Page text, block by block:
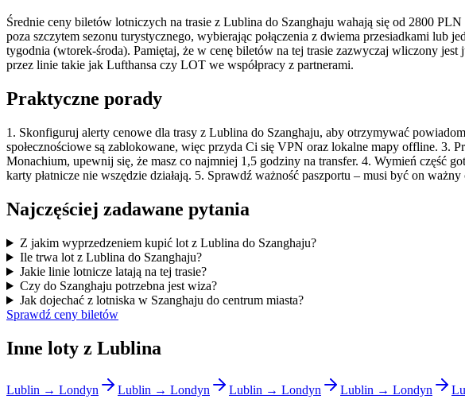
Średnie ceny biletów lotniczych na trasie z Lublina do Szanghaju wahają się od 2800
poza szczytem sezonu turystycznego, wybierając połączenia z dwiema przesiadkami
tygodnia (wtorek-środa). Pamiętaj, że w cenę biletów na tej trasie zazwyczaj wliczony
przez linie takie jak Lufthansa czy LOT we współpracy z partnerami.
Praktyczne porady
1. Skonfiguruj alerty cenowe dla trasy z Lublina do Szanghaju, aby otrzymywać
społecznościowe są zablokowane, więc przyda Ci się VPN oraz lokalne mapy offline. 3.
Monachium, upewnij się, że masz co najmniej 1,5 godziny na transfer. 4. Wymień część
karty płatnicze nie wszędzie działają. 5. Sprawdź ważność paszportu – musi być on
Najczęściej zadawane pytania
Z jakim wyprzedzeniem kupić lot z Lublina do Szanghaju?
Ile trwa lot z Lublina do Szanghaju?
Jakie linie lotnicze latają na tej trasie?
Czy do Szanghaju potrzebna jest wiza?
Jak dojechać z lotniska w Szanghaju do centrum miasta?
Sprawdź ceny biletów
Inne loty z Lublina
Lublin → Londyn Lublin → Londyn Lublin → Londyn Lublin → Londyn